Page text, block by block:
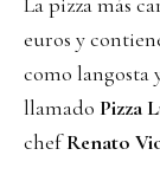
euros y
como langosta
llamado Pizza
chefRenato